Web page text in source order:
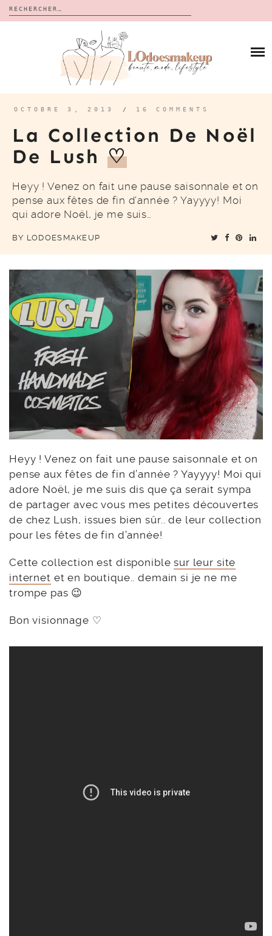
Rechercher :
CALENDRIERS DE L’AVENT
BON PLAN
À PROPOS
CONTACT
OCTOBRE 3, 2013 / 16 COMMENTS
La Collection De Noël
De Lush ♡
Heyy ! Venez on fait une pause saisonnale et on
pense aux fêtes de fin d’année ? Yayyyy! Moi
qui adore Noël, je me suis…
BY LODOESMAKEUP
Heyy ! Venez on fait une pause saisonnale et on
pense aux fêtes de fin d’année ? Yayyyy! Moi qui
adore Noël, je me suis dis que ça serait sympa
de partager avec vous mes petites découvertes
de chez Lush, issues bien sûr.. de leur collection
pour les fêtes de fin d’année!
Cette collection est disponiblesur leur site
internet et en boutique.. demain si je ne me
trompe pas 😉
Bon visionnage ♡